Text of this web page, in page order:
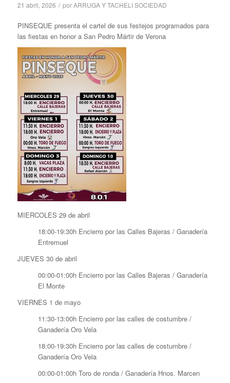
21 abril, 2026 / porARRUGA Y TACHELI SOCIEDAD
PINSEQUE presenta el cartel de sus festejos programados para
las fiestas en honor a San Pedro Mártir de Verona
MIERCOLES 29 de abril
18:00-19:30h Encierro por las Calles Bajeras / Ganadería
Entremuel
JUEVES 30 de abril
00:00-01:00h Encierro por las Calles Bajeras / Ganadería
El Monte
VIERNES 1 de mayo
11:30-13:00h Encierro por las calles de costumbre /
Ganadería Oro Vela
18:00-19:30h Encierro por las calles de costumbre /
Ganadería Oro Vela
00:00-01:00h Toro de ronda / Ganadería Hnos. Marcen